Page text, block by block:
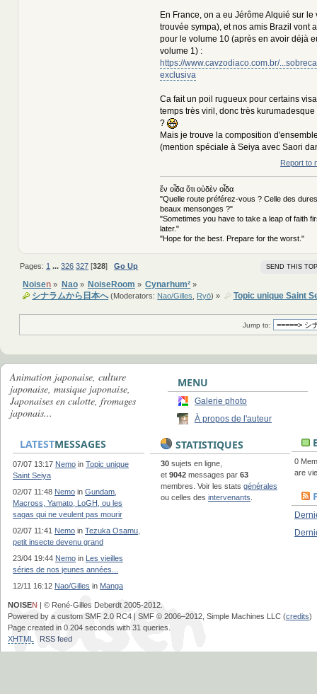
En France, on a eu Jérôme Alquié sur
trouvée sympa), et nos amis Brazil vont
pour le volume 10 (après en avoir déjà
volume 1) :
https://www.cavzodiaco.com.br/
exclusiva
Ca fait un poil rugueux pour certains
temps très viril, donc très
?
Mais je trouve la composition
(mention spéciale à Seiya avec Saori
Report to
ἕν οἶδα ὅτι οὐδὲν οἶδα
"Quelle route préférez-vous ? Celle des
beaux mensonges ?"
"Sometimes you have to take a leap of faith
later."
"Hope for the best. Prepare for the worst."
SEND THIS
Pages: 1 ...326 327 [328]Go Up
Noisen » Nao» NoiseRoom » Cynarhum² »
シナラムから日本へ(Moderators: Nao/Gilles Ryō) » Topic unique Saint
Jump to:
Animation japonaise, culture
japonaise, musique japonaise,
Japonaises en culotte, fromages
japonais...
MENU
Galerie photo
À propos de l'auteur
LATESTMESSAGES
07/07 13:17 Nemo in Topic unique
Saint Seiya
02/07 11:48 Nemo in Gundam,
Macross, Yamato, LoGH, ou les
sagas qui ne veulent pas mourir
02/07 11:41 Nemo in Tezuka Osamu,
petit insecte devenu grand
23/04 19:44 Nemo in Les vieilles
séries de nos jeunes années...
12/11 16:12 Nao/Gilles in Manga
STATISTIQUES
30 sujets en ligne,
et 9042 messages par 63
membres. Voir les stats générales
ou celles des intervenants
0
are
NOISEN | © René-Gilles Deberdt 2005-2012.
Powered by a custom SMF 2.0 RC4 | SMF © 2006–2012, Simple Machines LLC (credits)
Page created in 0.204 seconds with 31 queries.
XHTML
RSS feed